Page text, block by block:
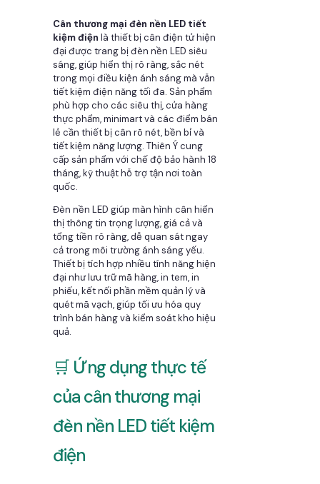
Cân thương mại đèn nền LED tiết
kiệm điện là thiết bị cân điện tử hiện
đại được trang bị đèn nền LED siêu
sáng, giúp hiển thị rõ ràng, sắc nét
trong mọi điều kiện ánh sáng mà vẫn
tiết kiệm điện năng tối đa. Sản phẩm
phù hợp cho các siêu thị, cửa hàng
thực phẩm, minimart và các điểm bán
lẻ cần thiết bị cân rõ nét, bền bỉ và
tiết kiệm năng lượng. Thiên Ý cung
cấp sản phẩm với chế độ bảo hành 18
tháng, kỹ thuật hỗ trợ tận nơi toàn
quốc.
Đèn nền LED giúp màn hình cân hiển
thị thông tin trọng lượng, giá cả và
tổng tiền rõ ràng, dễ quan sát ngay
cả trong môi trường ánh sáng yếu.
Thiết bị tích hợp nhiều tính năng hiện
đại như lưu trữ mã hàng, in tem, in
phiếu, kết nối phần mềm quản lý và
quét mã vạch, giúp tối ưu hóa quy
trình bán hàng và kiểm soát kho hiệu
quả.
🛒 Ứng dụng thực tế
của cân thương mại
đèn nền LED tiết kiệm
điện